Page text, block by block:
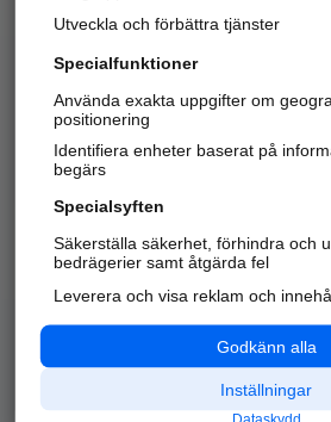
Kom igång
Alla kategorier
API & Kartor
Utveckla och förbättra tjänster
Specialfunktioner
Använda exakta uppgifter om
positionering
Identifiera enheter baserat på
begärs
Specialsyften
Säkerställa säkerhet, förhindra och
bedrägerier samt åtgärda fel
Leverera och visa reklam och
Godkänn alla
Inställningar
Dataskydd